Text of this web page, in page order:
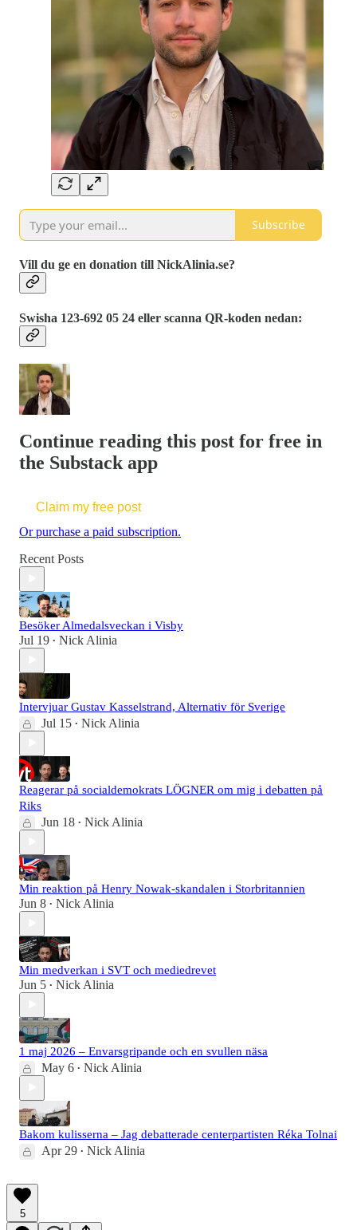
Subscribe
Vill du ge en donation till NickAlinia.se?
Swisha 123-692 05 24 eller scanna QR-koden nedan:
Continue reading this post for free in
the Substack app
Claim my free post
Or purchase a paid subscription.
Recent Posts
Besöker Almedalsveckan i Visby
Jul 19 • Nick Alinia
Intervjuar Gustav Kasselstrand, Alternativ för Sverige
Jul 15 • Nick Alinia
Reagerar på socialdemokrats LÖGNER om mig i debatten på
Riks
Jun 18 • Nick Alinia
Min reaktion på Henry Nowak-skandalen i Storbritannien
Jun 8 • Nick Alinia
Min medverkan i SVT och mediedrevet
Jun 5 • Nick Alinia
1 maj 2026 – Envarsgripande och en svullen näsa
May 6 • Nick Alinia
Bakom kulisserna – Jag debatterade centerpartisten Réka Tolnai
Apr 29 • Nick Alinia
5